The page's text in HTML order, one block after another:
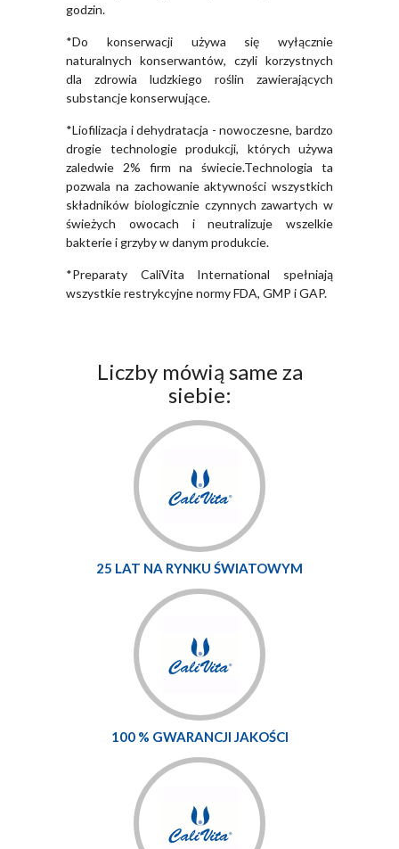
godzin.
*Do konserwacji używa się wyłącznie
naturalnych konserwantów, czyli korzystnych
dla zdrowia ludzkiego roślin zawierających
substancje konserwujące.
*Liofilizacja i dehydratacja - nowoczesne, bardzo
drogie technologie produkcji, których używa
zaledwie 2% firm na świecie.Technologia ta
pozwala na zachowanie aktywności wszystkich
składników biologicznie czynnych zawartych w
świeżych owocach i neutralizuje wszelkie
bakterie i grzyby w danym produkcie.
*Preparaty CaliVita International spełniają
wszystkie restrykcyjne normy FDA, GMP i GAP.
Liczby mówią same za
siebie:
25 LAT NA RYNKU ŚWIATOWYM
100 % GWARANCJI JAKOŚCI